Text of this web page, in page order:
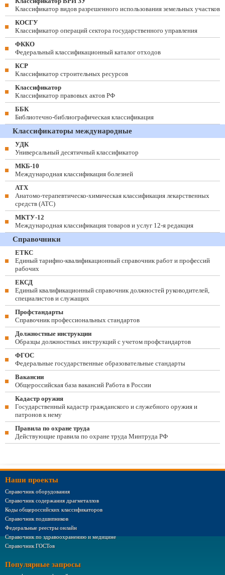
Классификатор видов разрешенного использования земельных участков
КОСГУ
Классификатор операций сектора государственного управления
ФККО
Федеральный классификационный каталог отходов
КСР
Классификатор строительных ресурсов
Классификатор
Классификатор правовых актов РФ
ББК
Библиотечно-библиографическая классификация
Классификаторы международные
УДК
Универсальный десятичный классификатор
МКБ-10
Международная классификация болезней
АТХ
Анатомо-терапевтическо-химическая классификация лекарственных
средств (ATC)
МКТУ-12
Международная классификация товаров и услуг 12-я редакция
Справочники
ЕТКС
Единый тарифно-квалификационный справочник работ и профессий
рабочих
ЕКСД
Единый квалификационный справочник должностей руководителей,
специалистов и служащих
Профстандарты
Справочник профессиональных стандартов
Должностные инструкции
Образцы должностных инструкций с учетом профстандартов
ФГОС
Федеральные государственные образовательные стандарты
Вакансии
Общероссийская база вакансий Работа в России
Кадастр оружия
Государственный кадастр гражданского и служебного оружия и
патронов к нему
Правила по охране труда
Действующие правила по охране труда Минтруда РФ
Наши проекты
Справочник оборудования
Справочник содержания драгметаллов
Коды общероссийских классификаторов
Справочник подшипников
Федеральные реестры онлайн
Справочник по здравоохранению и медицине
Справочник ГОСТов
Популярные запросы